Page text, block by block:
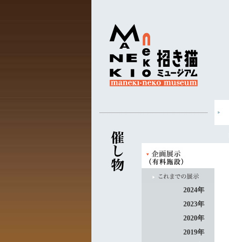
2024年
2023年
2020年
2019年